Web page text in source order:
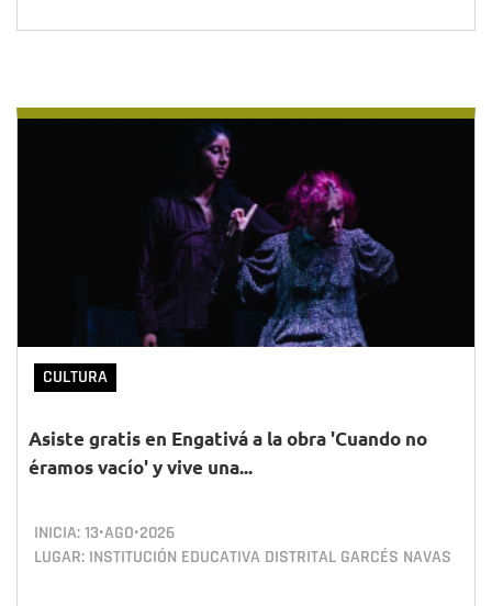
CULTURA
Asiste gratis en Engativá a la obra 'Cuando no
éramos vacío' y vive una...
INICIA:13•AGO•2026
LUGAR: INSTITUCIÓN EDUCATIVA DISTRITAL GARCÉS NAVAS